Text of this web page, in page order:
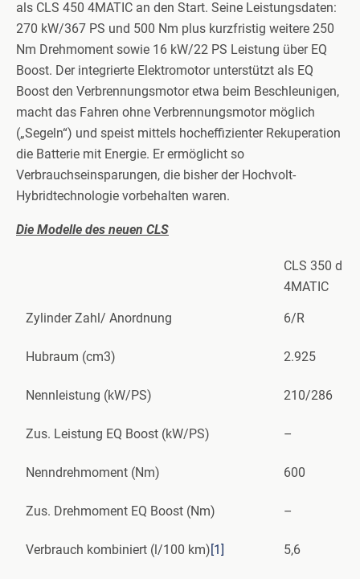
als CLS 450 4MATIC an den Start. Seine Leistungsdaten:
270 kW/367 PS und 500 Nm plus kurzfristig weitere 250
Nm Drehmoment sowie 16 kW/22 PS Leistung über EQ
Boost. Der integrierte Elektromotor unterstützt als EQ
Boost den Verbrennungsmotor etwa beim Beschleunigen,
macht das Fahren ohne Verbrennungsmotor möglich
(„Segeln“) und speist mittels hocheffizienter Rekuperation
die Batterie mit Energie. Er ermöglicht so
Verbrauchseinsparungen, die bisher der Hochvolt-
Hybridtechnologie vorbehalten waren.
Die Modelle des neuen CLS
CLS 350 d
4MATIC
Zylinder Zahl/ Anordnung 6/R
Hubraum (cm3) 2.925
Nennleistung (kW/PS) 210/286
Zus. Leistung EQ Boost (kW/PS) –
Nenndrehmoment (Nm) 600
Zus. Drehmoment EQ Boost (Nm) –
Verbrauch kombiniert (l/100 km)[1] 5,6